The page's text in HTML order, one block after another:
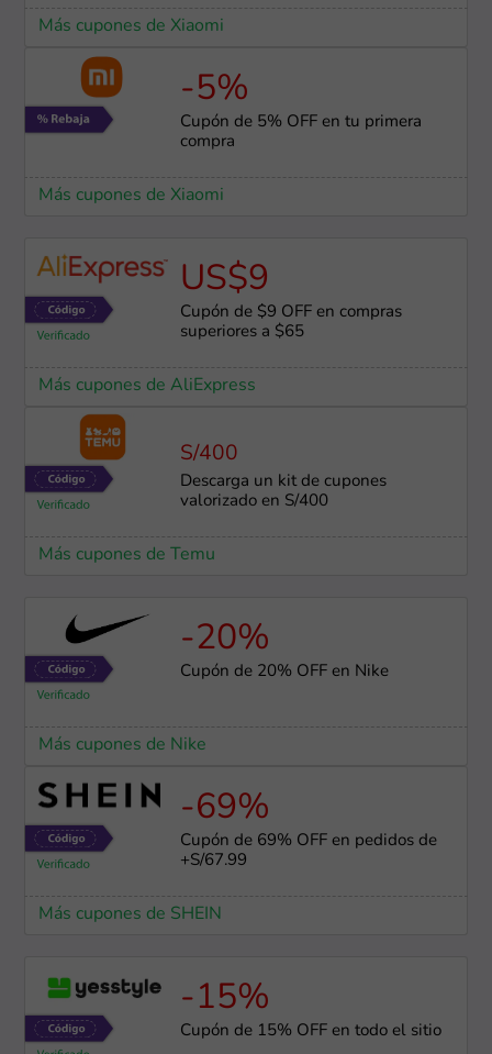
Más cupones de Xiaomi
-5%
Cupón de 5% OFF en tu primera
compra
Más cupones de Xiaomi
US$9
Cupón de $9 OFF en compras
superiores a $65
Más cupones de AliExpress
S/400
Descarga un kit de cupones
valorizado en S/400
Más cupones de Temu
-20%
Cupón de 20% OFF en Nike
Más cupones de Nike
-69%
Cupón de 69% OFF en pedidos de
+S/67.99
Más cupones de SHEIN
-15%
Cupón de 15% OFF en todo el sitio